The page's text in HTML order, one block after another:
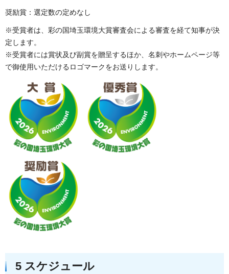
奨励賞：選定数の定めなし
※受賞者は、彩の国埼玉環境大賞審査会による審査を経て知事が決
定します。
※受賞者には賞状及び副賞を贈呈するほか、名刺やホームページ等
で御使用いただけるロゴマークをお送りします。
5 スケジュール